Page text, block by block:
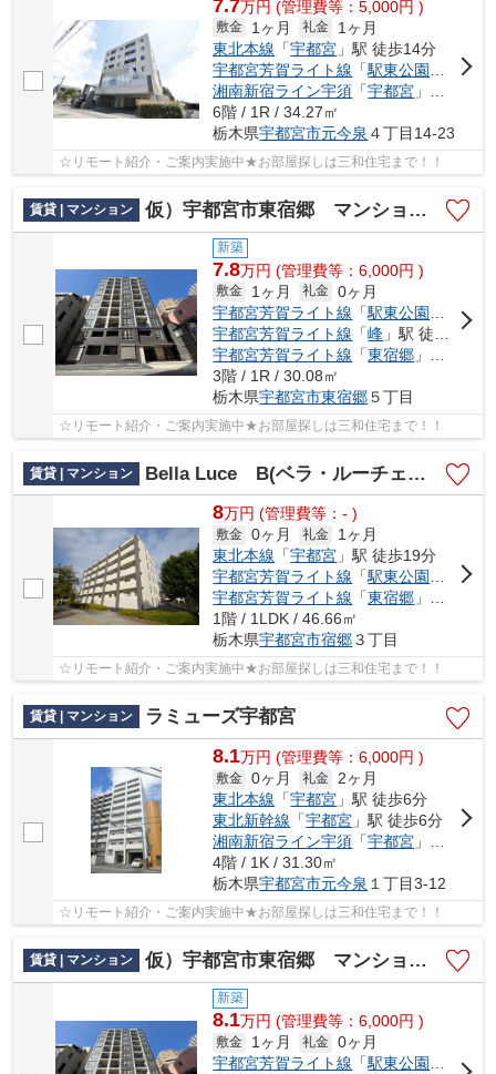
7.7万円 (管理費等：5,000円 )
敷金 1ヶ月 礼金
1ヶ月
東北本線 「宇都宮 」駅 徒歩14分
宇都宮芳賀ライト線 「駅東公園前
」駅
湘南新宿ライン宇須 「宇都宮 」駅 徒歩14分
6階 / 1R / 34.27㎡
栃木県宇都宮市元今泉 ４丁目14-23
☆リモート紹介・ご案内実施中★お部屋探しは三和住宅まで！！
賃貸 | マンション 仮）宇都宮市東宿郷 マンション新築工事
新築
7.8万円 (管理費等：6,000円 )
敷金 1ヶ月 礼金 0ヶ月
宇都宮芳賀ライト線 「駅東公園前
」駅
宇都宮芳賀ライト線 「峰 」駅 徒歩7分
宇都宮芳賀ライト線 「東宿郷 」駅 徒歩8分
3階 / 1R / 30.08㎡
栃木県宇都宮市東宿郷５丁目
☆リモート紹介・ご案内実施中★お部屋探しは三和住宅まで！！
賃貸 | マンション Bella Luce B(ベラ・ルーチェ B)
8万円 (管理費等：- )
敷金 0ヶ月 礼金
1ヶ月
東北本線 「宇都宮 」駅 徒歩19分
宇都宮芳賀ライト線 「駅東公園前
」駅
宇都宮芳賀ライト線 「東宿郷 」駅 徒歩11分
1階 / 1LDK / 46.66㎡
栃木県宇都宮市宿郷３丁目
☆リモート紹介・ご案内実施中★お部屋探しは三和住宅まで！！
賃貸 | マンション ラミューズ宇都宮
8.1万円 (管理費等：6,000円 )
敷金 0ヶ月 礼金 2ヶ月
東北本線 「宇都宮 」駅 徒歩6分
東北新幹線 「宇都宮 」駅 徒歩6分
湘南新宿ライン宇須 「宇都宮 」駅 徒歩6分
4階 / 1K / 31.30㎡
栃木県宇都宮市元今泉 １丁目3-12
☆リモート紹介・ご案内実施中★お部屋探しは三和住宅まで！！
賃貸 | マンション 仮）宇都宮市東宿郷 マンション新築工事
新築
8.1万円 (管理費等：6,000円 )
敷金 1ヶ月 礼金 0ヶ月
宇都宮芳賀ライト線 「駅東公園前
」駅